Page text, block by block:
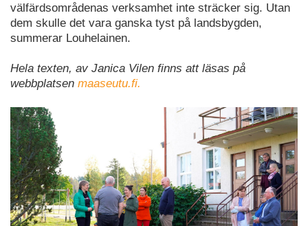
välfärdsområdenas verksamhet inte sträcker sig. Utan
dem skulle det vara ganska tyst på landsbygden,
summerar Louhelainen.
Hela texten, av Janica Vilen finns att läsas på
webbplatsen maaseutu.fi.